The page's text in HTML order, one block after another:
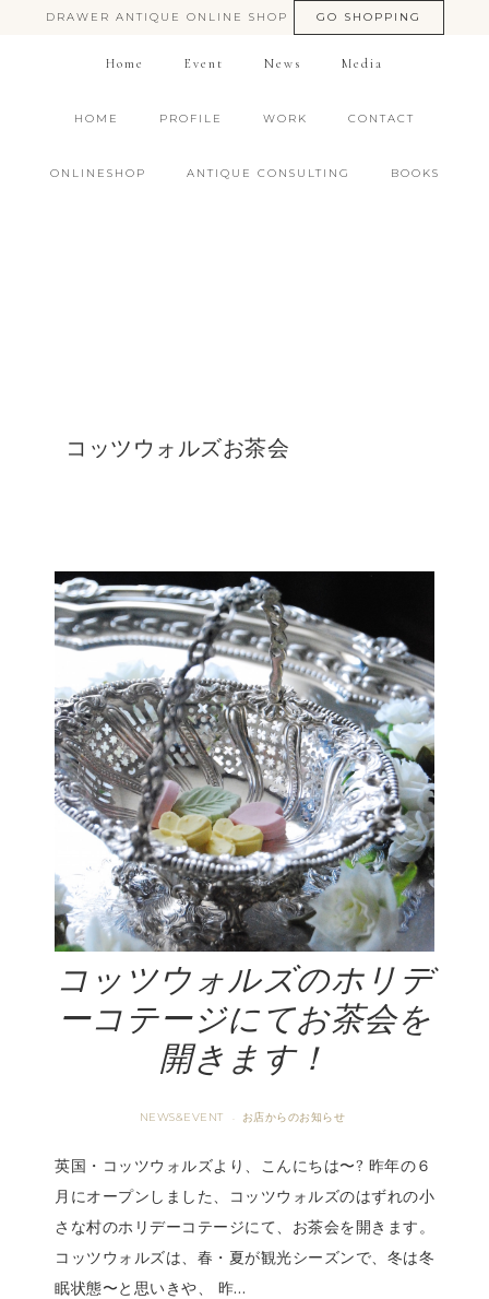
DRAWER ANTIQUE ONLINE SHOP GO SHOPPING
Home Event News Media
HOME PROFILE WORK CONTACT
ONLINESHOP ANTIQUE CONSULTING BOOKS
コッツウォルズお茶会
コッツウォルズのホリデ
ーコテージにてお茶会を
開きます！
NEWS&EVENT · お店からのお知らせ
英国・コッツウォルズより、こんにちは〜? 昨年の６
月にオープンしました、コッツウォルズのはずれの小
さな村のホリデーコテージにて、お茶会を開きます。
コッツウォルズは、春・夏が観光シーズンで、冬は冬
眠状態〜と思いきや、 昨…